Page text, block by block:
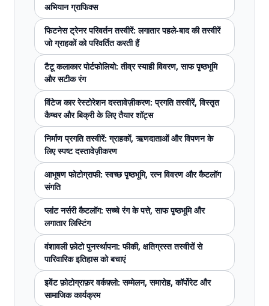
अभियान ग्राफिक्स
फिटनेस ट्रेनर परिवर्तन तस्वीरें: लगातार पहले-बाद की तस्वीरें
जो ग्राहकों को परिवर्तित करती हैं
टैटू कलाकार पोर्टफोलियो: तीव्र स्याही विवरण, साफ पृष्ठभूमि
और सटीक रंग
विंटेज कार रेस्टोरेशन दस्तावेज़ीकरण: प्रगति तस्वीरें, विस्तृत
कैप्चर और बिक्री के लिए तैयार शॉट्स
निर्माण प्रगति तस्वीरें: ग्राहकों, ऋणदाताओं और विपणन के
लिए स्पष्ट दस्तावेज़ीकरण
आभूषण फोटोग्राफी: स्वच्छ पृष्ठभूमि, रत्न विवरण और कैटलॉग
संगति
प्लांट नर्सरी कैटलॉग: सच्चे रंग के पत्ते, साफ पृष्ठभूमि और
लगातार लिस्टिंग
वंशावली फ़ोटो पुनर्स्थापना: फीकी, क्षतिग्रस्त तस्वीरों से
पारिवारिक इतिहास को बचाएं
इवेंट फ़ोटोग्राफ़र वर्कफ़्लो: सम्मेलन, समारोह, कॉर्पोरेट और
सामाजिक कार्यक्रम